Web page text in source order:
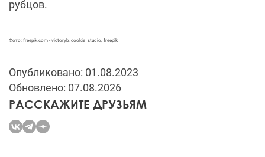
рубцов.
Фото: freepik.com - victoryb, cookie_studio, freepik
Опубликовано: 01.08.2023
Обновлено: 07.08.2026
РАССКАЖИТЕ ДРУЗЬЯМ